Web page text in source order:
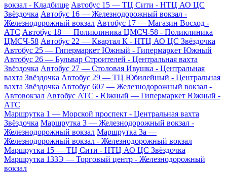
вокзал - Кладбище Автобус 15 — ТЦ Сити - НТЦ АО ЦС
Звёздочка Автобус 16 — Железнодорожный вокзал -
Железнодорожный вокзал Автобус 17 — Магазин Восход -
АТС Автобус 18 — Поликлиника ЦМСЧ-58 - Поликлиника
ЦМСЧ-58 Автобус 22 — Квартал К - НТЦ АО ЦС Звёздочка
Автобус 25 — Гипермаркет Южный - Гипермаркет Южный
Автобус 26 — Бульвар Строителей - Центральная вахта
Звёздочка Автобус 27 — Столовая Ивушка - Центральная
вахта Звёздочка Автобус 29 — ТЦ Юбилейный - Центральная
вахта Звёздочка Автобус 607 — Железнодорожный вокзал -
Автовокзал Автобус АТС - Южный — Гипермаркет Южный -
АТС
Маршрутка 1 — Морской проспект - Центральная вахта
Звёздочка Маршрутка 3 — Железнодорожный вокзал -
Железнодорожный вокзал Маршрутка 3а —
Железнодорожный вокзал - Железнодорожный вокзал
Маршрутка 15 — ТЦ Сити - НТЦ АО ЦС Звёздочка
Маршрутка 133Э — Торговый центр - Железнодорожный
вокзал